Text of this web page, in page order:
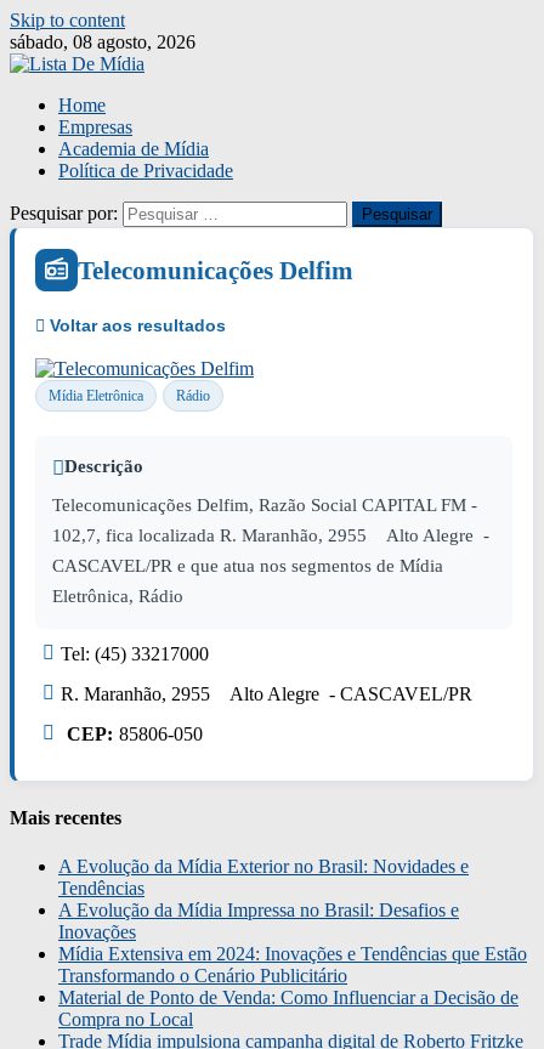
Skip to content
sábado, 08 agosto, 2026
Home
Empresas
Academia de Mídia
Política de Privacidade
Pesquisar por:
Telecomunicações Delfim
Mídia Eletrônica Rádio
Descrição
Telecomunicações Delfim, Razão Social CAPITAL FM -
102,7, fica localizada R. Maranhão, 2955 Alto Alegre -
CASCAVEL/PR e que atua nos segmentos de Mídia
Eletrônica, Rádio
Tel: (45) 33217000
R. Maranhão, 2955 Alto Alegre - CASCAVEL/PR
CEP: 85806-050
Mais recentes
A Evolução da Mídia Exterior no Brasil: Novidades e
Tendências
A Evolução da Mídia Impressa no Brasil: Desafios e
Inovações
Mídia Extensiva em 2024: Inovações e Tendências que Estão
Transformando o Cenário Publicitário
Material de Ponto de Venda: Como Influenciar a Decisão de
Compra no Local
Trade Mídia impulsiona campanha digital de Roberto Fritzke